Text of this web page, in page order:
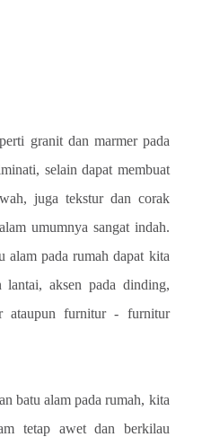
granit dan marmer pada
selain dapat membuat
juga tekstur dan corak
umumnya sangat indah.
alam pada rumah dapat kita
aksen pada dinding,
ataupun furnitur - furnitur
batu alam pada rumah, kita
tetap awet dan berkilau